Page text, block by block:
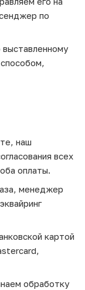
по
выставленному
наш
всех
оплаты.
менеджер
картой
обработку